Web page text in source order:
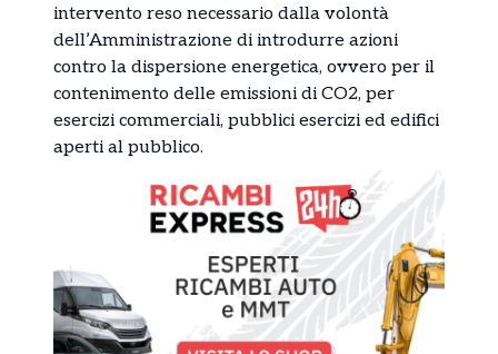
intervento reso necessario dalla volontà
dell’Amministrazione di introdurre azioni
contro la dispersione energetica, ovvero per il
contenimento delle emissioni di CO2, per
esercizi commerciali, pubblici esercizi ed edifici
aperti al pubblico.